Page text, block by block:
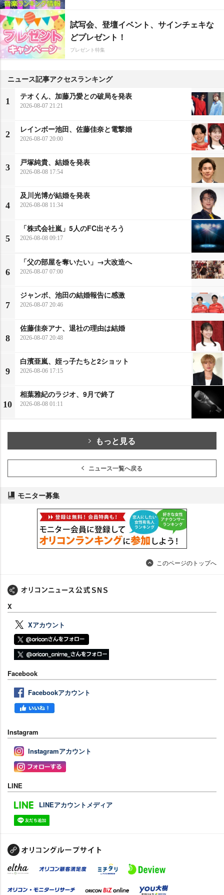
試写会、登壇イベント、サインチェキな
どプレゼント！
プレゼント特集
ニュース記事アクセスランキング
1
テオくん、加藤乃愛との破局を発表
2026-08-07 21:21
2
レインボー池田、佐藤佳奈と電撃婚
2026-08-07 20:00
3
戸塚純貴、結婚を発表
2026-08-08 17:54
4
及川光博が結婚を発表
2026-08-08 11:34
5
「株式会社嵐」5人のFC出そろう
2026-08-08 09:17
6
「父の部屋を奪いたい」→大改造へ
2026-08-07 07:00
7
ジャンボ、池田の結婚報告に感激
2026-08-07 20:46
8
佐藤佳奈アナ、退社の理由は結婚
2026-08-07 20:48
9
白濱亜嵐、姪っ子たちと2ショット
2026-08-06 17:15
10
相葉雅紀のラジオ、9月で終了
2026-08-08 01:11
もっと見る
ニュース一覧へ戻る
モニター募集
このページのトップへ
X
Xアカウント
Facebook
Facebookアカウント
Instagram
Instagramアカウント
LINE
LINEアカウントメディア